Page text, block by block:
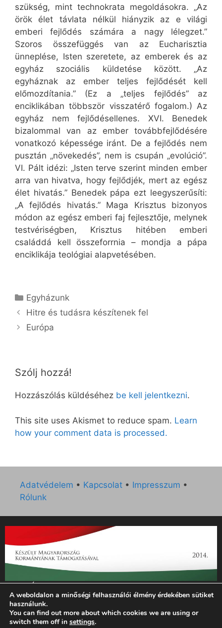
szükség, mint technokrata megoldásokra. „Az
örök élet távlata nélkül hiányzik az e világi
emberi fejlődés számára a nagy lélegzet.”
Szoros összefüggés van az Eucharisztia
ünneplése, Isten szeretete, az emberek és az
egyház szociális küldetése között. „Az
egyháznak az ember teljes fejlődését kell
előmozdítania.” (Ez a „teljes fejlődés” az
enciklikában többször visszatérő fogalom.) Az
egyház nem fejlődésellenes. XVI. Benedek
bizalommal van az ember továbbfejlődésére
vonatkozó képessége iránt. De a fejlődés nem
pusztán „növekedés”, nem is csupán „evolúció”.
VI. Pált idézi: „Isten terve szerint minden ember
arra van hivatva, hogy fejlődjék, mert az egész
élet hivatás.” Benedek pápa ezt leegyszerűsíti:
„A fejlődés hivatás.” Maga Krisztus bizonyos
módon az egész emberi faj fejlesztője, melynek
testvériségben, Krisztus hitében emberi
családdá kell összeforrnia – mondja a pápa
enciklikája teológiai alapvetésében.
Kategória
Egyházunk
Hitre és tudásra készítenek fel
Európa
Szólj hozzá!
Hozzászólás küldéséhez be kell jelentkezni.
This site uses Akismet to reduce spam. Learn
how your comment data is processed.
Adatvédelem • Kapcsolat • Impresszum •
Rólunk
„Az Új Ember katolikus hetilap 2014. évi működésének
támogatását az EGYH-KCP-14-P-0121 sz. támogatási
szerződés keretében 3 000 000 Ft összegben támogatta az
Emberi Erőforrások Minisztériuma.”
A weboldalon a minőségi felhasználói élmény érdekében sütiket
használunk.
You can find out more about which cookies we are using or
switch them off in settings.